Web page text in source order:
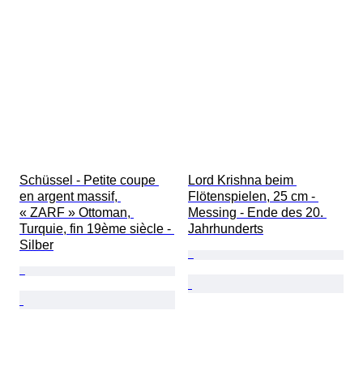
Schüssel - Petite coupe
en argent massif,
« ZARF » Ottoman,
Turquie, fin 19ème siècle -
Silber
Lord Krishna beim
Flötenspielen, 25 cm -
Messing - Ende des 20.
Jahrhunderts